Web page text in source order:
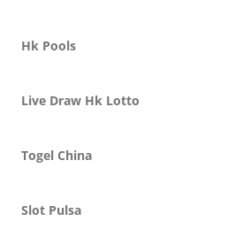
Hk Pools
Live Draw Hk Lotto
Togel China
Slot Pulsa